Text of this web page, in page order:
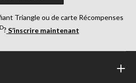
Triangle ou de carte Récompenses
? S’inscrire maintenant